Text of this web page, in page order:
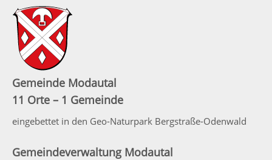
Gemeinde Modautal
11 Orte – 1 Gemeinde
eingebettet in den Geo-Naturpark Bergstraße-Odenwald
Gemeindeverwaltung Modautal